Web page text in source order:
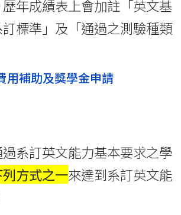
年成績表上會加註「英文基
標準」及「通過之測驗種類
用補助及獎學金申請
系訂英文能力基本要求之學
方式之一來達到系訂英文能